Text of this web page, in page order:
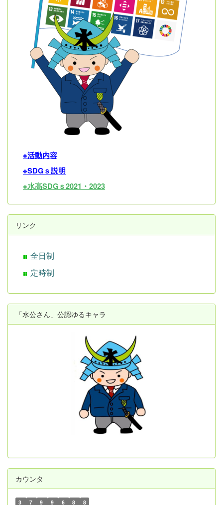
※活動内容
※SDGｓ説明
※水高SDGｓ2021・2023
リンク
全日制
定時制
「水公さん」公認ゆるキャラ
カウンタ
3 7 9 9 6 8 8